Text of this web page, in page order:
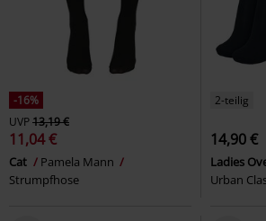
-16%
UVP13,19 €
11,04 €
Cat
Pamela Mann
Strumpfhose
2-teilig
14,90 €
Ladies
Urban